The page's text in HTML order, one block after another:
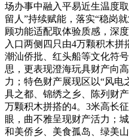
场办事中融入平易近生温度
留人”持续赋能，落实“稳岗
顾功能适配取体验质感，深
入口两侧四只由4万颗积木
潮汕侨批、红头船等文化符
思，更表现澄海玩具财产向
力；特色财产展现区以“风电
具之都、锦绣之乡、陈列财
万颗积木拼搭的4。3米高长
眼，曲不雅呈现财产活力；
和美侨乡、美食孤岛、绿美